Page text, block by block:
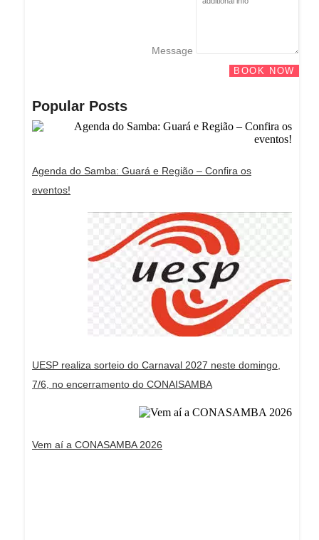
Message
BOOK NOW
Popular Posts
Agenda do Samba: Guará e Região – Confira os
eventos!
UESP realiza sorteio do Carnaval 2027 neste domingo,
7/6, no encerramento do CONAISAMBA
Vem aí a CONASAMBA 2026